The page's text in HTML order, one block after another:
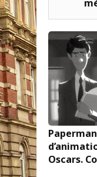
Oscars.